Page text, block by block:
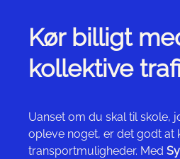
Kør billigt
kollektive
Uanset om du skal til skole,
opleve noget, er det godt at
transportmuligheder. Med